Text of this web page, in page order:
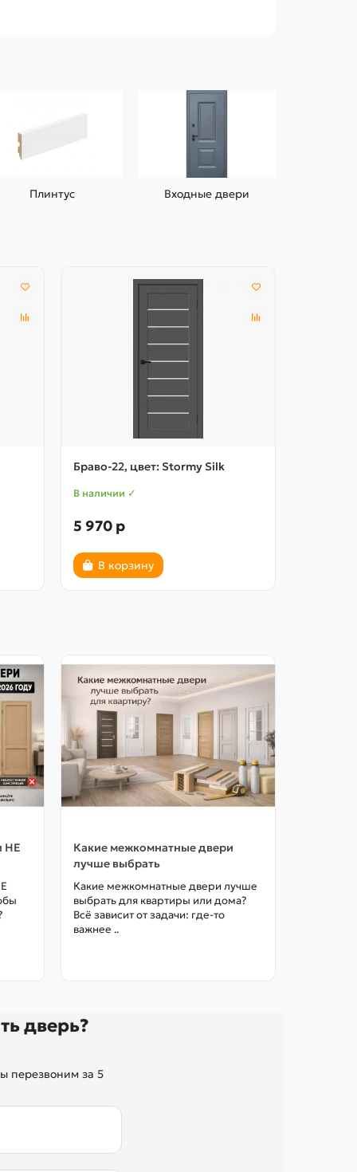
Плинтус Входные двери
Браво-22, цвет: Stormy Silk
В наличии ✓
5 970 р
В корзину
НЕ
Какие межкомнатные двери
лучше выбрать
Какие межкомнатные двери лучше
выбрать для квартиры или дома?
Всё зависит от задачи: где-то
важнее ..
дверь?
перезвоним за 5